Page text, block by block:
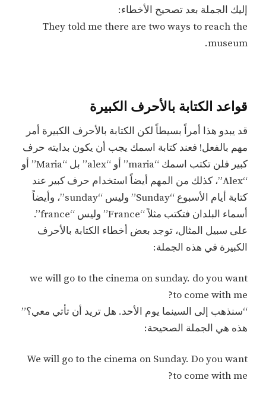
إليك الجملة بعد تصحيح الأخطاء:
They told me there are two ways to reach the
museum.
قواعد الكتابة بالأحرف الكبيرة
قد يبدو هذا أمراً بسيطاً لكن الكتابة بالأحرف الكبيرة أمر
مهم بالفعل! فعند كتابة اسمك يجب أن يكون بدايته حرف
كبير فلن تكتب اسمك “maria” أو “alex” بل “Maria” أو
“Alex”، كذلك من المهم أيضاً استخدام حرف كبير عند
كتابة أيام الأسبوع “Sunday” وليس “sunday”، وأيضاً
أسماء البلدان فتكتب مثلاً “France” وليس “france”.
على سبيل المثال، توجد بعض أخطاء الكتابة بالأحرف
الكبيرة في هذه الجملة:
we will go to the cinema on sunday. do you want
to come with me?
“سنذهب إلى السينما يوم الأحد. هل تريد أن تأتي معي؟”
هذه هي الجملة الصحيحة:
We will go to the cinema on Sunday. Do you want
to come with me?